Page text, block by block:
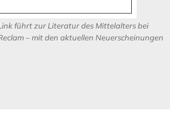
führt zur Literatur des Mittelalters bei
– mit den aktuellen Neuerscheinungen